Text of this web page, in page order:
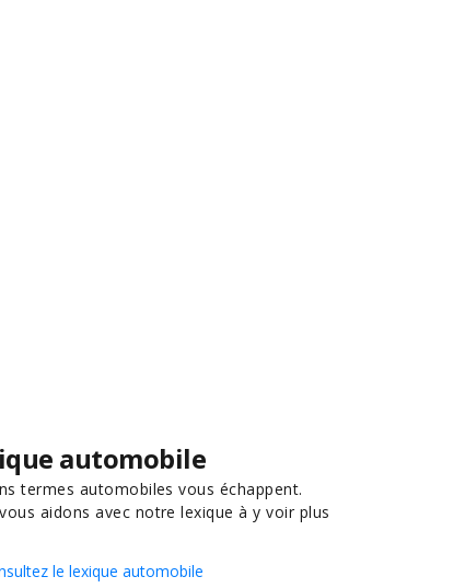
automobile
termes automobiles vous échappent.
aidons avec notre lexique à y voir plus
le lexique automobile